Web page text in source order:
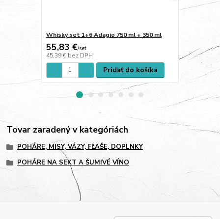
Whisky set 1+6 Adagio 750 ml + 350 ml
55,83 €/set
45,39 € bez DPH
Pridať do košíka
25,13 €/
20,43 €
Tovar zaradený v kategóriách
POHÁRE, MISY, VÁZY, FĽAŠE, DOPLNKY
POHÁRE NA SEKT A ŠUMIVÉ VÍNO